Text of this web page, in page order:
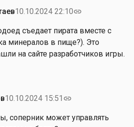
10.10.2024 22:10link
съедает пирата вместе с
минералов в пище?). Это
на сайте разработчиков игры.
10.10.2024 15:51 link
соперник может управлять